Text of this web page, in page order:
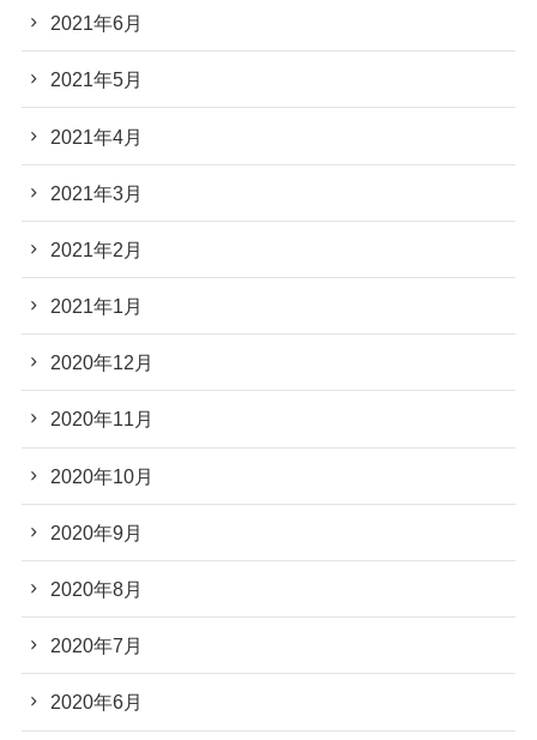
2021年6月
2021年5月
2021年4月
2021年3月
2021年2月
2021年1月
2020年12月
2020年11月
2020年10月
2020年9月
2020年8月
2020年7月
2020年6月